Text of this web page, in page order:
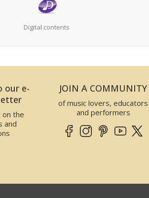
Digital contents
our e-
on the
and
JOIN A COMMUNITY
of music lovers, educators
and performers